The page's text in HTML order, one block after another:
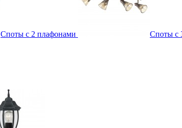
Споты с 2 плафонами
Споты с